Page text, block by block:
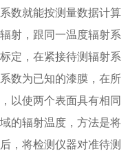
数就能按测量数据计算
射，跟同一温度辐射系
定，在紧接待测辐射系
数为已知的漆膜，在所
以使两个表面具有相同
的辐射温度，方法是将
，将检测仪器对准待测